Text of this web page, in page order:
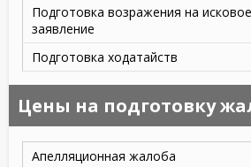
Подготовка возражения на исковое
заявление
Подготовка ходатайств
Цены на подготовку
Апелляционная жалоба